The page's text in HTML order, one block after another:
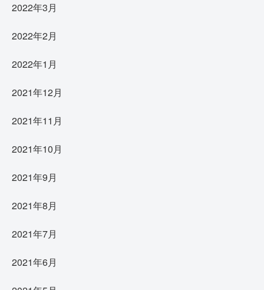
2022年3月
2022年2月
2022年1月
2021年12月
2021年11月
2021年10月
2021年9月
2021年8月
2021年7月
2021年6月